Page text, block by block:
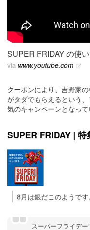
SUPER FRIDAY の使
via www.youtube.com
クーポンにより、吉野家
がタダでもらえるという
気のキャンペーンとなって
SUPER FRIDAY |
8月は銀だこのようです
スーパーフライデ